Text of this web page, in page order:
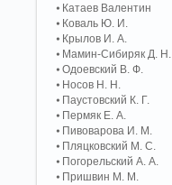
Катаев Валентин
Коваль Ю. И.
Крылов И. А.
Мамин-Сибиряк Д. Н.
Одоевский В. Ф.
Носов Н. Н.
Паустовский К. Г.
Пермяк Е. А.
Пивоварова И. М.
Пляцковский М. С.
Погорельский А. A.
Пришвин М. М.